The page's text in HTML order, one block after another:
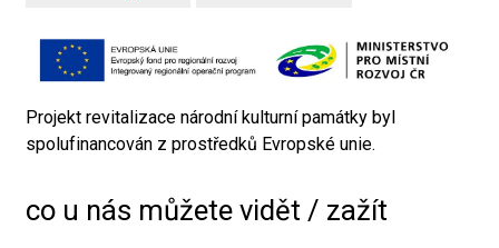
Projekt revitalizace národní kulturní památky byl
spolufinancován z prostředků Evropské unie.
co u nás můžete vidět / zažít